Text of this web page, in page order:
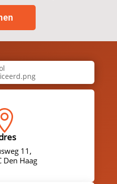
11,
Den Haag